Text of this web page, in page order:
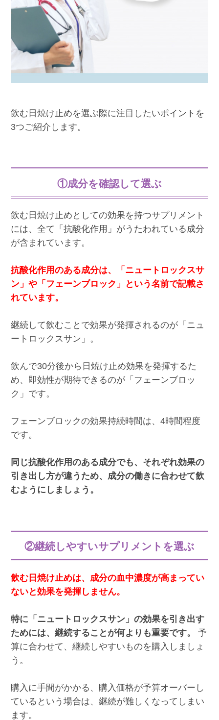
飲む日焼け止めを選ぶ際に注目したいポイントを
3つご紹介します。
①成分を確認して選ぶ
飲む日焼け止めとしての効果を持つサプリメント
には、全て「抗酸化作用」がうたわれている成分
が含まれています。
抗酸化作用のある成分は、「ニュートロックスサ
ン」や「フェーンブロック」という名前で記載さ
れています。
継続して飲むことで効果が発揮されるのが「ニュ
ートロックスサン」。
飲んで30分後から日焼け止め効果を発揮するた
め、即効性が期待できるのが「フェーンブロッ
ク」です。
フェーンブロックの効果持続時間は、4時間程度
です。
同じ抗酸化作用のある成分でも、それぞれ効果の
引き出し方が違うため、成分の働きに合わせて飲
むようにしましょう。
②継続しやすいサプリメントを選ぶ
飲む日焼け止めは、成分の血中濃度が高まってい
ないと効果を発揮しません。
特に「ニュートロックスサン」の効果を引き出す
ためには、継続することが何よりも重要です。
予
算に合わせて、継続しやすいものを購入しましょ
う。
購入に手間がかかる、購入価格が予算オーバーし
ているという場合は、継続が難しくなってしまい
ます。